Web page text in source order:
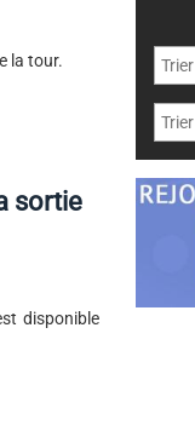
la tour.
sortie
disponible